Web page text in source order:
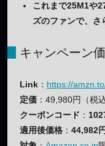
これまで25M1や
ズのファンで、さ
キャンペーン
Link ： https://
定価 ：49,980円（税込
クーポンコード ：
適用後価格 ： 44,982